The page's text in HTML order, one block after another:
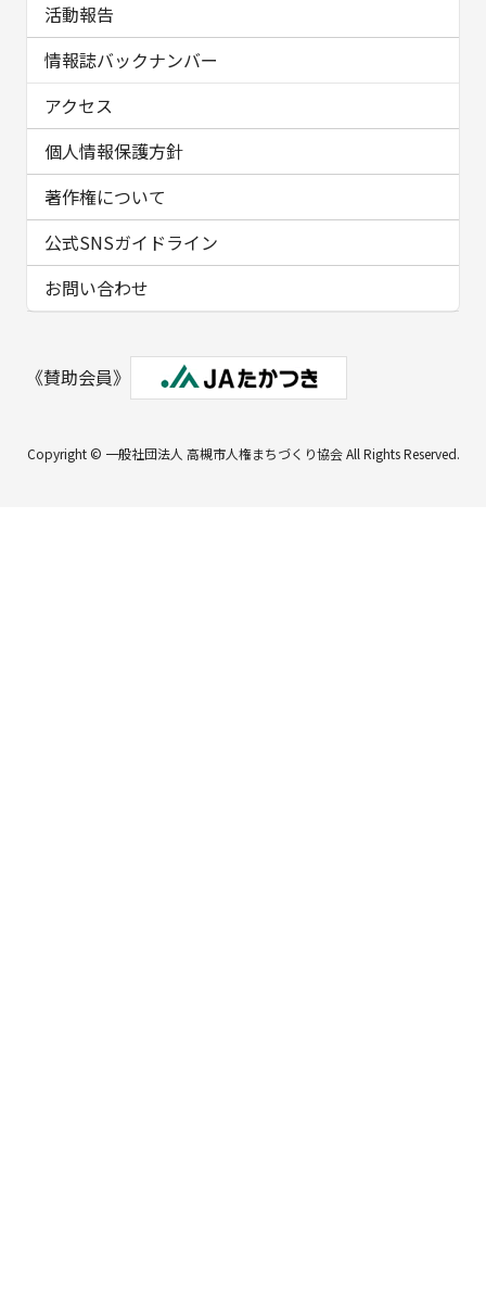
活動報告
情報誌バックナンバー
アクセス
個人情報保護方針
著作権について
公式SNSガイドライン
お問い合わせ
《賛助会員》
Copyright © 一般社団法人 高槻市人権まちづくり協会 All Rights Reserved.